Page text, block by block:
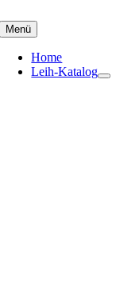
to
content
Menü
Home
Leih-Katalog